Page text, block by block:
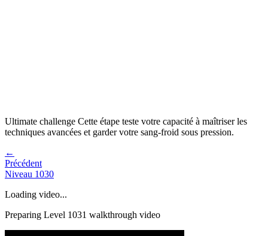
Ultimate challenge Cette étape teste votre capacité à maîtriser les
techniques avancées et garder votre sang-froid sous pression.
←
Précédent
Niveau 1030
Loading video...
Preparing Level 1031 walkthrough video